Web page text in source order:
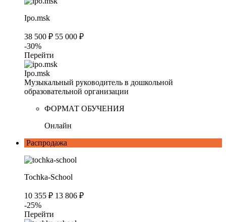
Ipo.msk
38 500 ₽ 55 000 ₽
-30%
Перейти
Ipo.msk
Музыкальный руководитель в дошкольной
образовательной организации
ФОРМАТ ОБУЧЕНИЯ
Онлайн
Распродажа
Tochka-School
10 355 ₽ 13 806 ₽
-25%
Перейти